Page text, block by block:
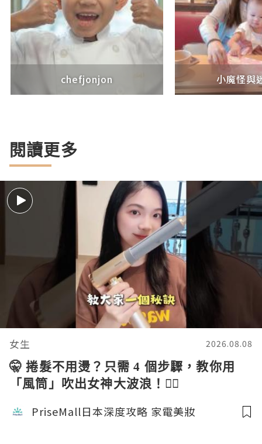
chefjonjon 小魔怪與
閱讀更多
女生 2026.08.08
🤫 捲髮不用燙？只需 4 個步驟，教你用
「風筒」吹出女神大波浪！💇‍♀️
PriseMall日本深度攻略 家電美妝